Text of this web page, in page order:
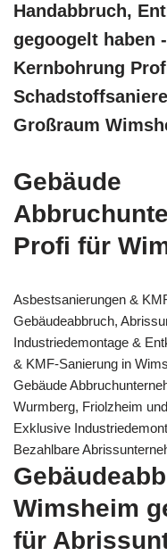
Handabbruch,
gegoogelt haben
Kernbohrung
Großraum
Gebäude
Profi für
Asbestsanierungen &
Gebäudeabbruch,
Industriedemontage &
& KMF-Sanierung in
Gebäude
Wurmberg, Friolzheim
Exklusive
Bezahlbare
Wimsheim
für